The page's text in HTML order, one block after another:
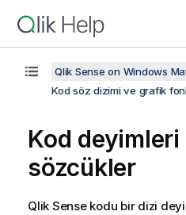
Qlik Sense on Windows
Kod söz dizimi ve grafik
Kod
sözcükler
Qlik Sensekodu bir dizi